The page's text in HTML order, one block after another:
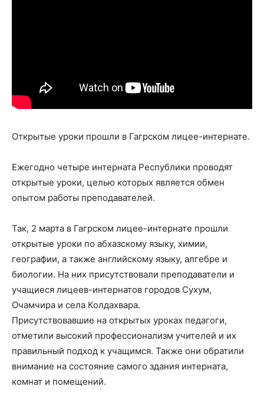
Открытые уроки прошли в Гагрском лицее-интернате.
Ежегодно четыре интерната Республики проводят
открытые уроки, целью которых является обмен
опытом работы преподавателей.
Так, 2 марта в Гагрском лицее-интернате прошли
открытые уроки по абхазскому языку, химии,
географии, а также английскому языку, алгебре и
биологии. На них присутствовали преподаватели и
учащиеся лицеев-интернатов городов Сухум,
Очамчира и села Колдахвара.
Присутствовавшие на открытых уроках педагоги,
отметили высокий профессионализм учителей и их
правильный подход к учащимся. Также они обратили
внимание на состояние самого здания интерната,
комнат и помещений.